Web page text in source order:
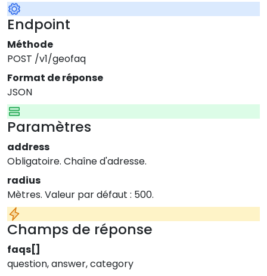
Endpoint
Méthode
POST /v1/geofaq
Format de réponse
JSON
Paramètres
address
Obligatoire. Chaîne d'adresse.
radius
Mètres. Valeur par défaut : 500.
Champs de réponse
faqs[]
question, answer, category